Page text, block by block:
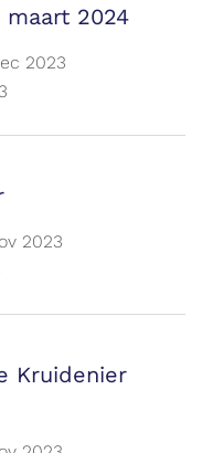
maart 2024
2023
2023
Kruidenier